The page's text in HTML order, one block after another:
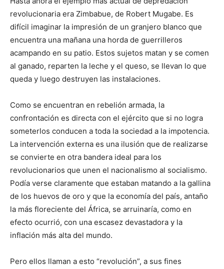
revolucionaria era Zimbabue, de Robert Mugabe. Es
difícil imaginar la impresión de un granjero blanco que
encuentra una mañana una horda de guerrilleros
acampando en su patio. Estos sujetos matan y se comen
al ganado, reparten la leche y el queso, se llevan lo que
queda y luego destruyen las instalaciones.
Como se encuentran en rebelión armada, la
confrontación es directa con el ejército que si no logra
someterlos conducen a toda la sociedad a la impotencia.
La intervención externa es una ilusión que de realizarse
se convierte en otra bandera ideal para los
revolucionarios que unen el nacionalismo al socialismo.
Podía verse claramente que estaban matando a la gallina
de los huevos de oro y que la economía del país, antaño
la más floreciente del África, se arruinaría, como en
efecto ocurrió, con una escasez devastadora y la
inflación más alta del mundo.
Pero ellos llaman a esto “revolución”, a sus fines